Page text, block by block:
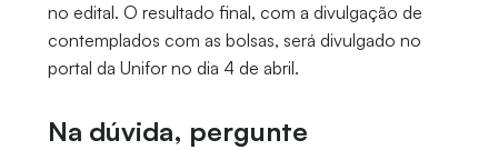
no edital. O resultado final, com a divulgação de
contemplados com as bolsas, será divulgado no
portal da Unifor no dia 4 de abril.
Na dúvida, pergunte